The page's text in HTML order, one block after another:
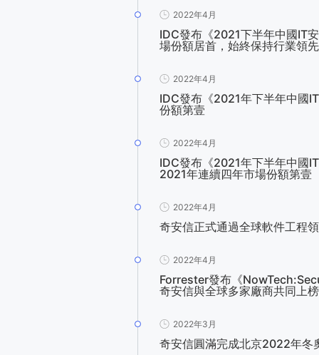
2022年4月
IDC發布《2021下半年中國IT
場份額居首，始終保持行業領
2022年4月
IDC發布《2021年下半年中國
份額第壹
2022年4月
IDC發布《2021年下半年中國
2021年連續四年市場份額第壹
2022年4月
奇安信正式通過全球軟件工程
2022年4月
Forrester發布《
奇安信與全球多家廠商共同上榜
2022年3月
奇安信圓滿完成北京2022年冬